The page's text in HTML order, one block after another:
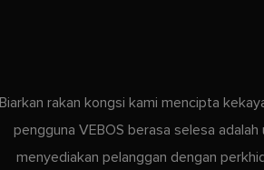
Biarkan rakan kongsi kami mencipta
pengguna VEBOS berasa selesa
menyediakan pelanggan dengan